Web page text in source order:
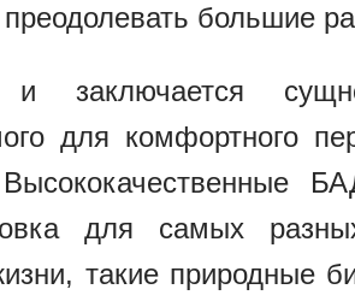
преодолевать большие
для комфортного
Высококачественные
для самых
такие природные